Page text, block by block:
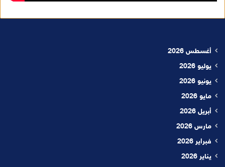
أغسطس 2026
يوليو 2026
يونيو 2026
مايو 2026
أبريل 2026
مارس 2026
فبراير 2026
يناير 2026